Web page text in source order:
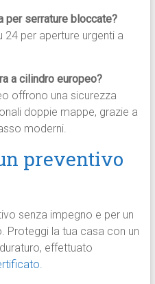
serrature bloccate?
24 per aperture urgenti a
a cilindro europeo?
offrono una sicurezza
doppie mappe, grazie a
moderni.
preventivo
senza impegno e per un
Proteggi la tua casa con un
effettuato